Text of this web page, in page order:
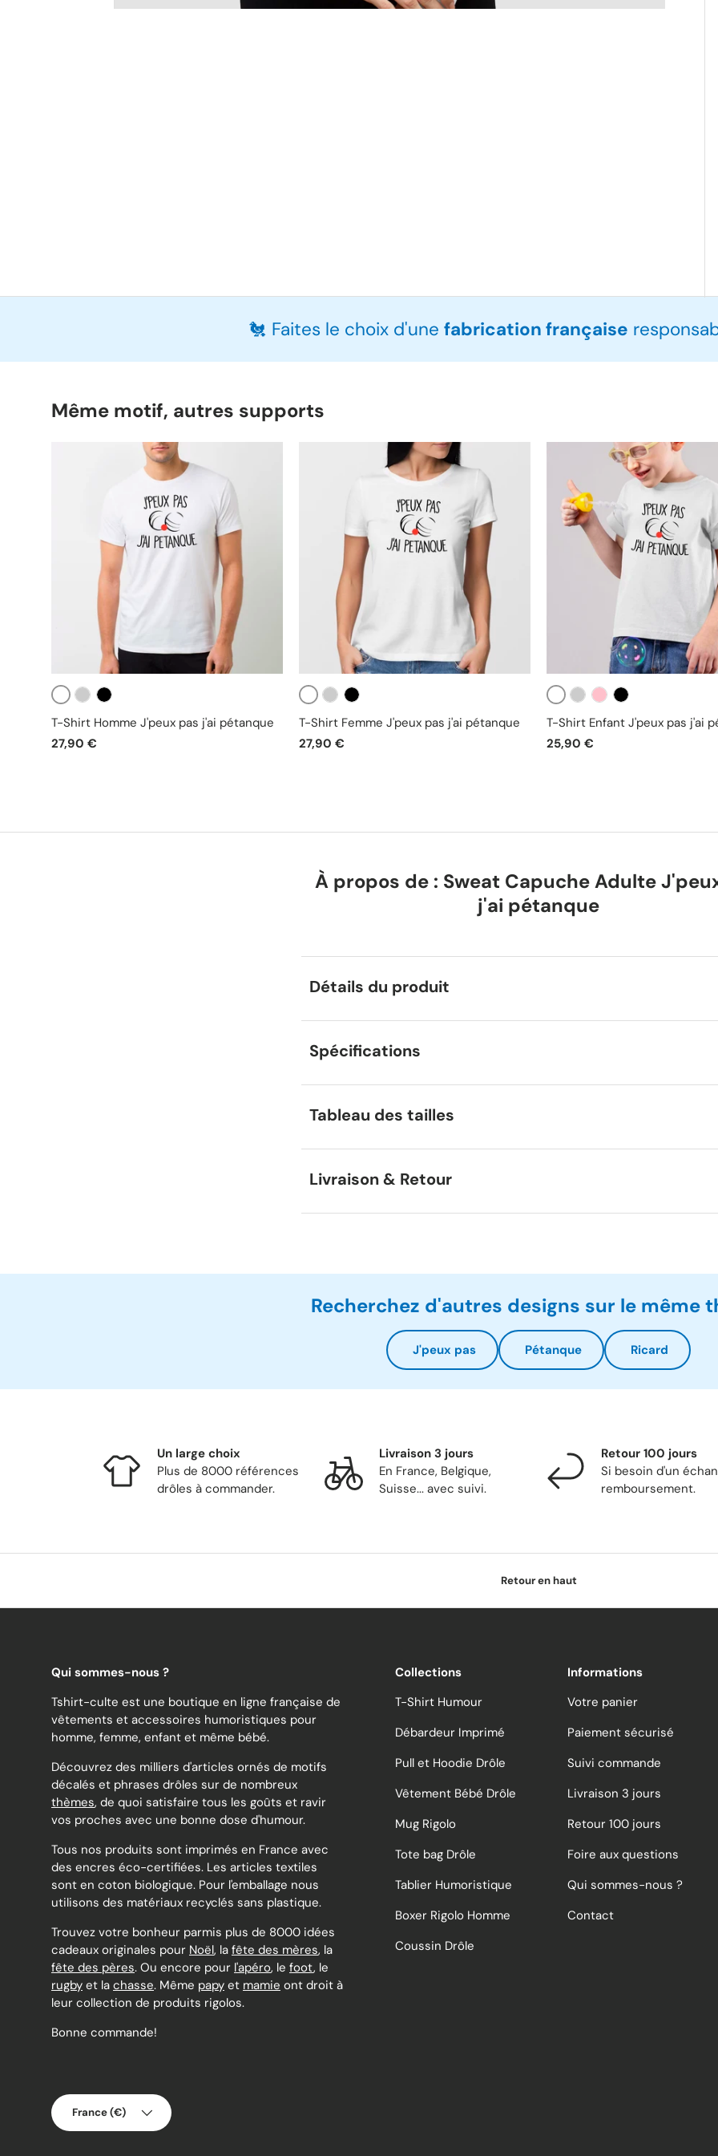
🐔 Faites le choix d'une fabrication française
Même motif, autres supports
Blanc
T-Shirt Homme J'peux pas j'ai pétanque
27,90 €
Blanc
T-Shirt Femme J'peux pas j'ai pétanque
27,90 €
Blanc
T-Shirt Enfant J'peux pas j'ai
25,90 €
À propos de : Sweat Capuche Adulte
j'ai pétanque
Détails du produit
Spécifications
Tableau des tailles
Livraison & Retour
Recherchez d'autres designs sur le même
J'peux pas Pétanque Ricard
Un large choix
Plus de 8000 références
drôles à commander.
Livraison 3 jours
En France, Belgique,
Suisse... avec suivi.
Retour 100 jours
Si besoin d'un
remboursement.
Retour en haut
Qui sommes-nous ?
Tshirt-culte est une boutique en ligne française de
vêtements et accessoires humoristiques pour
homme, femme, enfant et même bébé.
Découvrez des milliers d'articles ornés de motifs
décalés et phrases drôles sur de nombreux
thèmes, de quoi satisfaire tous les goûts et ravir
vos proches avec une bonne dose d'humour.
Tous nos produits sont imprimés en France avec
des encres éco-certifiées. Les articles textiles
sont en coton biologique. Pour l'emballage nous
utilisons des matériaux recyclés sans plastique.
Trouvez votre bonheur parmis plus de 8000 idées
cadeaux originales pour Noël, la fête des mères, la
fête des pères. Ou encore pour l'apéro, le foot, le
rugby et la chasse. Même papy et mamie ont droit à
leur collection de produits rigolos.
Bonne commande!
Collections
T-Shirt Humour
Débardeur Imprimé
Pull et Hoodie Drôle
Vêtement Bébé Drôle
Mug Rigolo
Tote bag Drôle
Tablier Humoristique
Boxer Rigolo Homme
Coussin Drôle
Informations
Votre panier
Paiement sécurisé
Suivi commande
Livraison 3 jours
Retour 100 jours
Foire aux questions
Qui sommes-nous ?
Contact
Pays
France (€)